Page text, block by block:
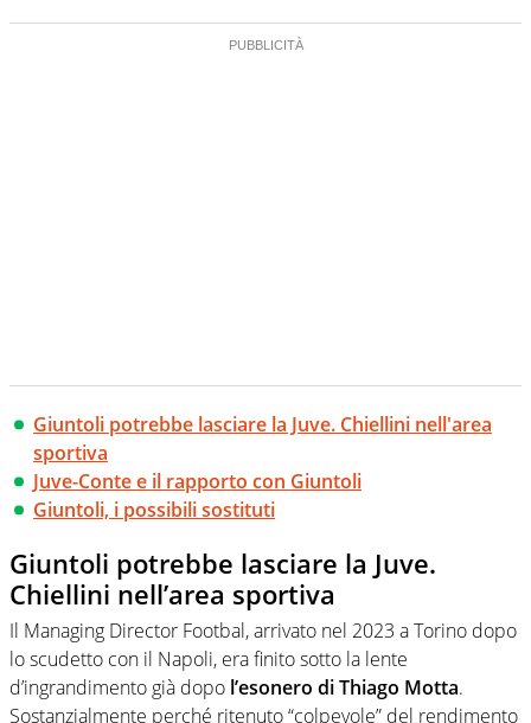
Giuntoli potrebbe lasciare la Juve. Chiellini nell'area
sportiva
Juve-Conte e il rapporto con Giuntoli
Giuntoli, i possibili sostituti
Giuntoli potrebbe lasciare la Juve.
Chiellini nell’area sportiva
Il Managing Director Footbal, arrivato nel 2023 a Torino dopo
lo scudetto con il Napoli, era finito sotto la lente
d’ingrandimento già dopo l’esonero di Thiago Motta.
Sostanzialmente perché ritenuto “colpevole” del rendimento